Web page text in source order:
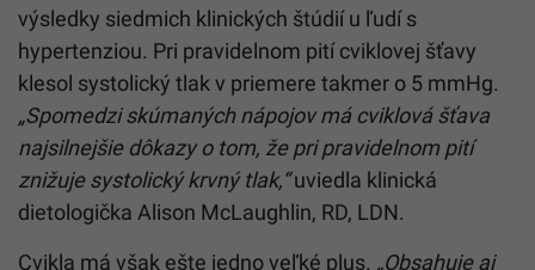
výsledky siedmich klinických štúdií u ľudí s
hypertenziou. Pri pravidelnom pití cviklovej šťavy
klesol systolický tlak v priemere takmer o 5 mmHg.
„Spomedzi skúmaných nápojov má cviklová šťava
najsilnejšie dôkazy o tom, že pri pravidelnom pití
znižuje systolický krvný tlak,“uviedla klinická
dietologička Alison McLaughlin, RD, LDN.
Cvikla má však ešte jedno veľké plus. „Obsahuje aj